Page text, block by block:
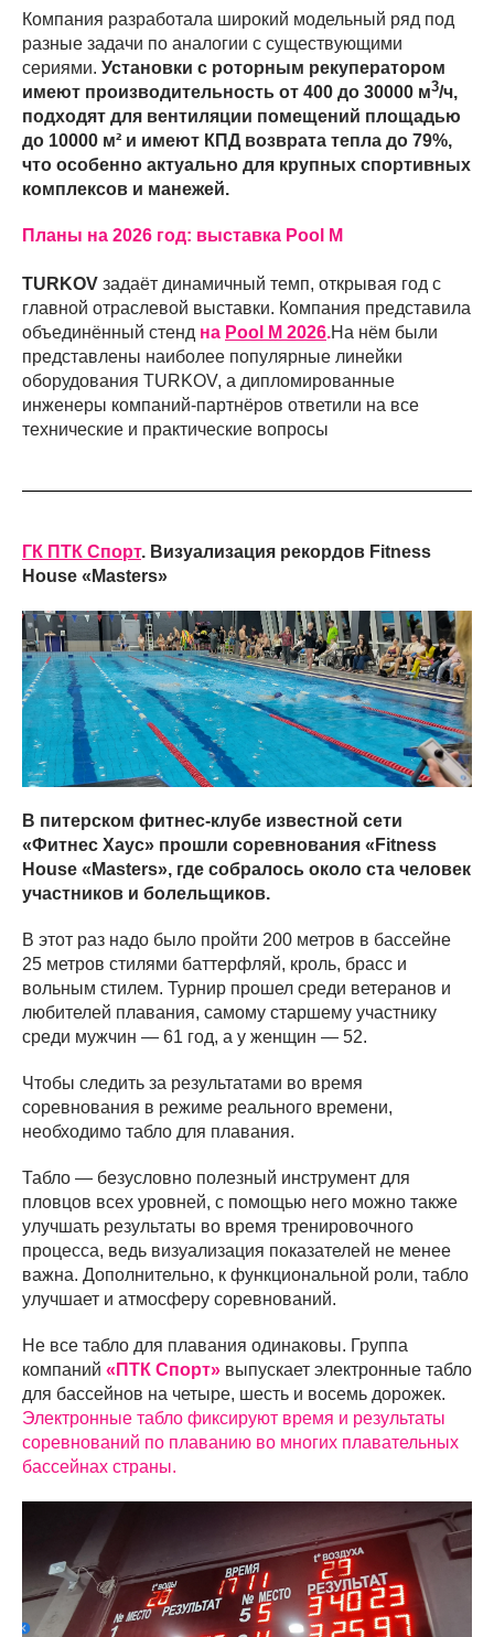
Компания разработала широкий модельный ряд под
разные задачи по аналогии с существующими
сериями. Установки с роторным рекуператором
имеют производительность от 400 до 30000 м3/ч,
подходят для вентиляции помещений площадью
до 10000 м² и имеют КПД возврата тепла до 79%,
что особенно актуально для крупных спортивных
комплексов и манежей.
Планы на 2026 год: выставка Pool M
TURKOV задаёт динамичный темп, открывая год с
главной отраслевой выставки. Компания представила
объединённый стенд на Pool M 2026.На нём были
представлены наиболее популярные линейки
оборудования TURKOV, а дипломированные
инженеры компаний-партнёров ответили на все
технические и практические вопросы
ГК ПТК Спорт. Визуализация рекордов Fitness
House «Masters»
В питерском фитнес-клубе известной сети
«Фитнес Хаус» прошли соревнования «Fitness
House «Masters», где собралось около ста человек
участников и болельщиков.
В этот раз надо было пройти 200 метров в бассейне
25 метров стилями баттерфляй, кроль, брасс и
вольным стилем. Турнир прошел среди ветеранов и
любителей плавания, самому старшему участнику
среди мужчин — 61 год, а у женщин — 52.
Чтобы следить за результатами во время
соревнования в режиме реального времени,
необходимо табло для плавания.
Табло — безусловно полезный инструмент для
пловцов всех уровней, с помощью него можно также
улучшать результаты во время тренировочного
процесса, ведь визуализация показателей не менее
важна. Дополнительно, к функциональной роли, табло
улучшает и атмосферу соревнований.
Не все табло для плавания одинаковы. Группа
компаний «ПТК Спорт» выпускает электронные табло
для бассейнов на четыре, шесть и восемь дорожек.
Электронные табло фиксируют время и результаты
соревнований по плаванию во многих плавательных
бассейнах страны.